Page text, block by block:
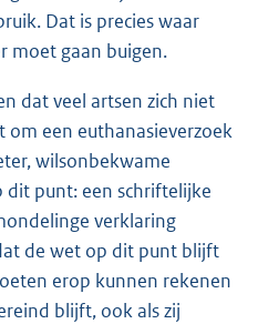
Dat is precies waar
moet gaan buigen.
dat veel artsen zich niet
om een euthanasieverzoek
wilsonbekwame
dit punt: een schriftelijke
verklaring
de wet op dit punt blijft
erop kunnen rekenen
blijft, ook als zij